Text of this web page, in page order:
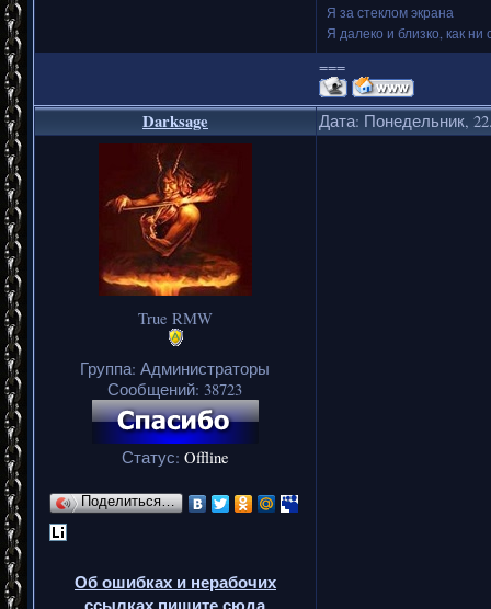
Я за стеклом экрана
Я далеко и близко, как ни
===
Darksage Дата: Понедельник,
True RMW
Группа: Администраторы
Сообщений: 38723
Статус: Offline
Поделиться…
Об ошибках и нерабочих